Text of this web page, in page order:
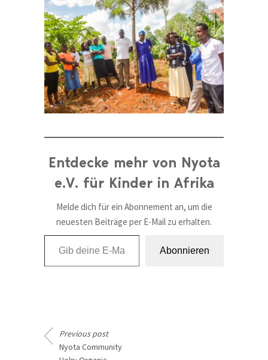
Entdecke mehr von Nyota
e.V. für Kinder in Afrika
Melde dich für ein Abonnement an, um die
neuesten Beiträge per E-Mail zu erhalten.
Gib deine E-Mail-Adresse ein ...
Abonnieren
Previous post
Nyota Community